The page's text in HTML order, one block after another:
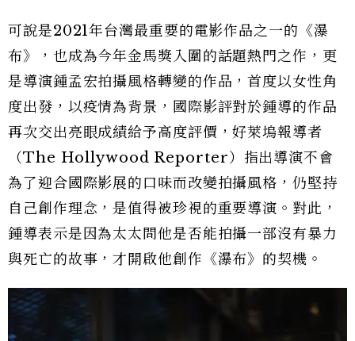
可說是2021年台灣最重要的電影作品之一的《瀑
布》，也成為今年金馬獎入圍的話題熱門之作，更
是導演鍾孟宏拍攝風格轉變的作品，首度以女性角
度出發，以疫情為背景，國際影評對於鍾導的作品
再次交出亮眼成績給予高度評價，好萊塢報導者
（The Hollywood Reporter）指出導演不會
為了迎合國際影展的口味而改變拍攝風格，仍堅持
自己創作理念，是值得被珍視的重要導演。對此，
鍾導表示是因為太太問他是否能拍攝一部沒有暴力
與死亡的故事，才開啟他創作《瀑布》的契機。